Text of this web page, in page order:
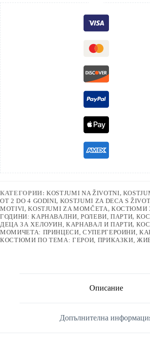
КАТЕГОРИИ:KOSTJUMI NA ŽIVOTNI,
OT 2 DO 4 GODINI, KOSTJUMI ZA DECA S
MOTIVI,KOSTJUMI ZA MOMČETA, КОСТЮМИ
ГОДИНИ: КАРНАВАЛНИ, РОЛЕВИ, ПАРТИ,
ДЕЦА ЗА ХЕЛОУИН, КАРНАВАЛ И ПАРТИ,
МОМИЧЕТА: ПРИНЦЕСИ, СУПЕРГЕРОИНИ,
КОСТЮМИ ПО ТЕМА: ГЕРОИ, ПРИКАЗКИ,
Описание
Допълнителна